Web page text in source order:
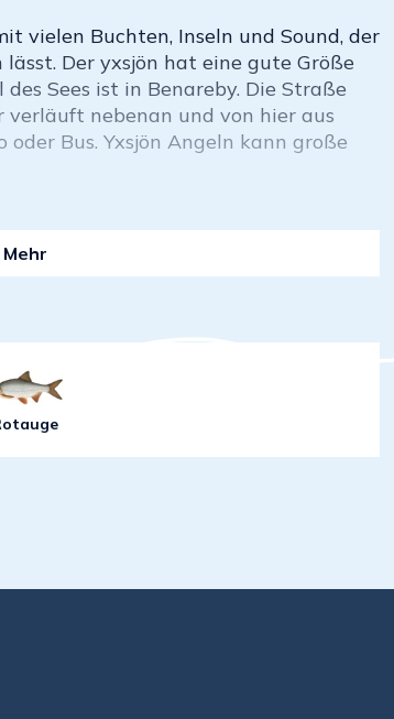
vielen Buchten, Inseln und Sound, der
Der yxsjön hat eine gute Größe
Sees ist in Benareby. Die Straße
verläuft nebenan und von hier aus
Bus. Yxsjön Angeln kann große
Mehr